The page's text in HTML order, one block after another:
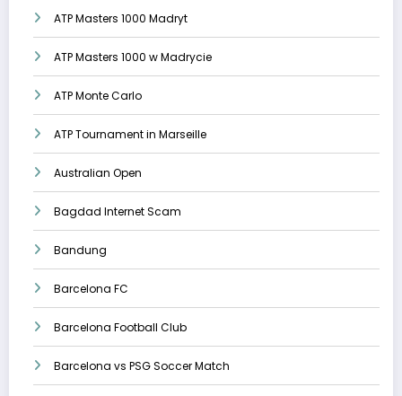
ATP Masters 1000 Madryt
ATP Masters 1000 w Madrycie
ATP Monte Carlo
ATP Tournament in Marseille
Australian Open
Bagdad Internet Scam
Bandung
Barcelona FC
Barcelona Football Club
Barcelona vs PSG Soccer Match